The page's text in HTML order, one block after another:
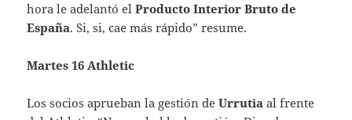
hora le adelantó elProducto Interior Bruto de
España. Si, si, cae más rápido” resume.
Martes 16 Athletic
Los socios aprueban la gestión deUrrutia al frente